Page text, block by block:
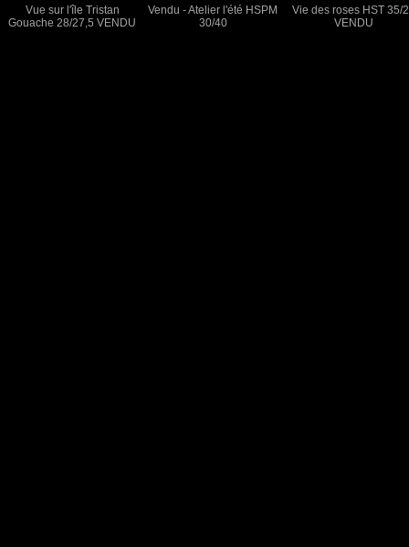
Vue sur l'île Tristan
Gouache 28/27,5 VENDU
Vendu - Atelier l'été HSPM
30/40
Vie des roses HST 35/
VENDU